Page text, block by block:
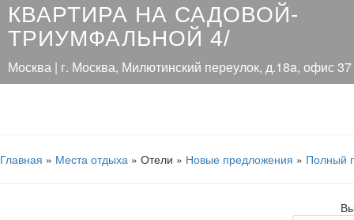
КВАРТИРА НА САДОВОЙ-
ТРИУМФАЛЬНОЙ 4/
Москва | г. Москва, Милютинский переулок, д.18a, офис 37
Главная » Места отдыха » Отели » Новые предложения » Полный